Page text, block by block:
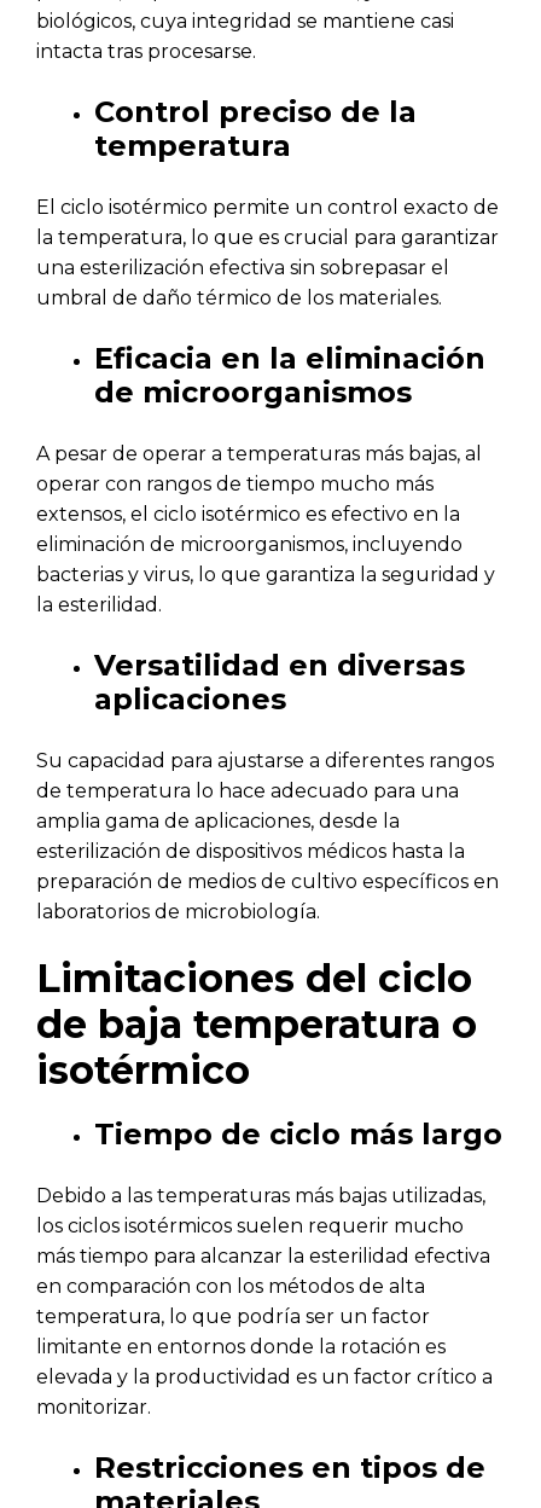
biológicos, cuya integridad se mantiene casi
intacta tras procesarse.
Control preciso de la
temperatura
El ciclo isotérmico permite un control exacto de
la temperatura, lo que es crucial para garantizar
una esterilización efectiva sin sobrepasar el
umbral de daño térmico de los materiales.
Eficacia en la eliminación
de microorganismos
A pesar de operar a temperaturas más bajas, al
operar con rangos de tiempo mucho más
extensos, el ciclo isotérmico es efectivo en la
eliminación de microorganismos, incluyendo
bacterias y virus, lo que garantiza la seguridad y
la esterilidad.
Versatilidad en diversas
aplicaciones
Su capacidad para ajustarse a diferentes rangos
de temperatura lo hace adecuado para una
amplia gama de aplicaciones, desde la
esterilización de dispositivos médicos hasta la
preparación de medios de cultivo específicos en
laboratorios de microbiología.
Limitaciones del ciclo
de baja temperatura o
isotérmico
Tiempo de ciclo más largo
Debido a las temperaturas más bajas utilizadas,
los ciclos isotérmicos suelen requerir mucho
más tiempo para alcanzar la esterilidad efectiva
en comparación con los métodos de alta
temperatura, lo que podría ser un factor
limitante en entornos donde la rotación es
elevada y la productividad es un factor crítico a
monitorizar.
Restricciones en tipos de
materiales